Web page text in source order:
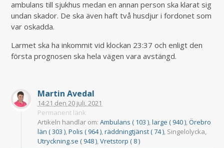
ambulans till sjukhus medan en annan person ska klarat sig
undan skador. De ska även haft två husdjur i fordonet som
var oskadda.
Larmet ska ha inkommit vid klockan 23:37 och enligt den
första prognosen ska hela vägen vara avstängd.
Martin Avedal
14:21 den 20 juli, 2021
Permanent länk
Artikeln handlar om:Ambulans ( 103 ),large ( 940 ),Örebro
län ( 303 ),Polis ( 964 ),räddningtjänst ( 74 ), Singelolycka,
Utryckning.se ( 948 ),Vretstorp ( 8 )